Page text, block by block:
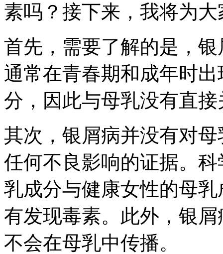
素吗？接下来，我将为
首先，需要了解的是，
通常在青春期和成年时
分，因此与母乳没有直接
其次，银屑病并没有对
任何不良影响的证据。
乳成分与健康女性的母
有发现毒素。此外，银
不会在母乳中传播。